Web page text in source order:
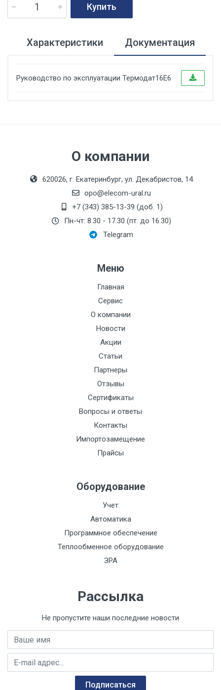
Купить
Характеристики Документация
Руководство по эксплуатации Термодат16E6
Метрологический
Монтажная длина, мм:
Производитель:
Системы контроля
Номинальный диаметр
патрубков, мм:
дм:
Электроописание:
Тип мотора:
Номинальное
давление:
Стоимость поверки:
1930
Кол-во каналов:
t, С:
Питание:
Сталь:
Функционально:
Импульсный выход:
Интерфейс:
Класс
НСХ:
Давление, МПа:
Давление, кгс/м3:
Давление, кПа:
Qn, м3/час:
О компании
620026, г. Екатеринбург, ул. Декабристов, 14
opo@elecom-ural.ru
+7 (343) 385-13-39 (доб. 1)
Пн-чт: 8.30 - 17.30 (пт. до 16.30)
Telegram
Меню
Главная
Сервис
О компании
Новости
Акции
Статьи
Партнеры
Отзывы
Сертификаты
Вопросы и ответы
Контакты
Импортозамещение
Прайсы
Оборудование
Учет
Автоматика
Программное обеспечение
Теплообменное оборудование
ЗРА
Рассылка
Не пропустите наши последние новости
Подписаться